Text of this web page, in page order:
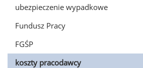
ubezpieczenie wypadkowe
Fundusz Pracy
FGŚP
koszty pracodawcy